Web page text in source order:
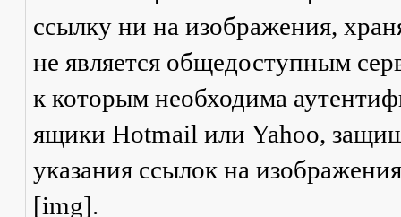
ссылку ни на изображения,
не является общедоступным
к которым необходима
ящики Hotmail или Yahoo,
указания ссылок на
[img].